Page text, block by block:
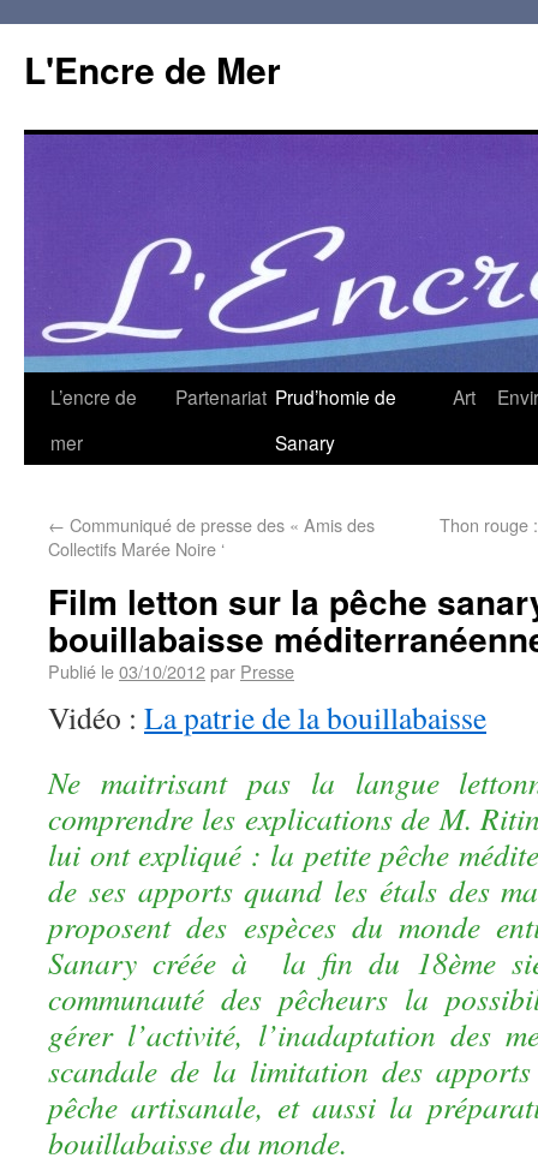
L'Encre de Mer
L’encre de
mer
Partenariat Prud’homie de
Sanary
Art
← Communiqué de presse des « Amis des
Collectifs Marée Noire ‘
Thon rouge
Film letton sur la pêche
bouillabaisse
Publié le03/10/2012par Presse
Vidéo : La patrie de la bouillabaisse
Ne maitrisant pas la langue
comprendre les explications de M.
lui ont expliqué : la petite pêche
de ses apports quand les étals des
proposent des espèces du monde
Sanary créée à la fin du 18ème
communauté des pêcheurs la
gérer l’activité, l’inadaptation des
scandale de la limitation des
pêche artisanale, et aussi la
bouillabaisse du monde.